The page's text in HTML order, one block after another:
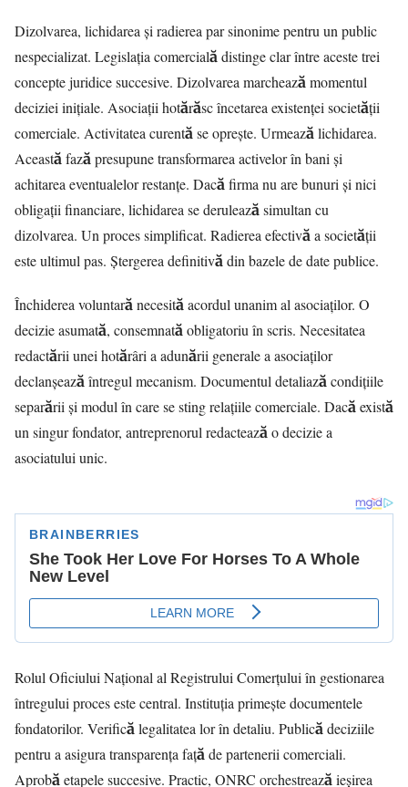
Dizolvarea, lichidarea și radierea par sinonime pentru un public
nespecializat. Legislația comercială distinge clar între aceste trei
concepte juridice succesive. Dizolvarea marchează momentul
deciziei inițiale. Asociații hotărăsc încetarea existenței societății
comerciale. Activitatea curentă se oprește. Urmează lichidarea.
Această fază presupune transformarea activelor în bani și
achitarea eventualelor restanțe. Dacă firma nu are bunuri și nici
obligații financiare, lichidarea se derulează simultan cu
dizolvarea. Un proces simplificat. Radierea efectivă a societății
este ultimul pas. Ștergerea definitivă din bazele de date publice.
Închiderea voluntară necesită acordul unanim al asociaților. O
decizie asumată, consemnată obligatoriu în scris. Necesitatea
redactării unei hotărâri a adunării generale a asociaților
declanșează întregul mecanism. Documentul detaliază condițiile
separării și modul în care se sting relațiile comerciale. Dacă există
un singur fondator, antreprenorul redactează o decizie a
asociatului unic.
Rolul Oficiului Național al Registrului Comerțului în gestionarea
întregului proces este central. Instituția primește documentele
fondatorilor. Verifică legalitatea lor în detaliu. Publică deciziile
pentru a asigura transparența față de partenerii comerciali.
Aprobă etapele succesive. Practic, ONRC orchestrează ieșirea